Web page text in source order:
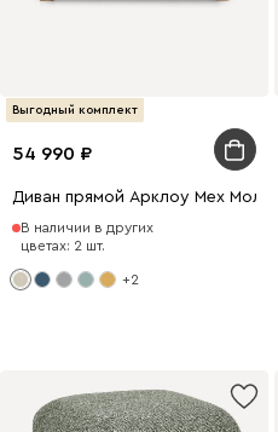
Выгодный комплект
54 990
Диван прямой Арклоу Мех
В наличии в других
цветах: 2 шт.
+2